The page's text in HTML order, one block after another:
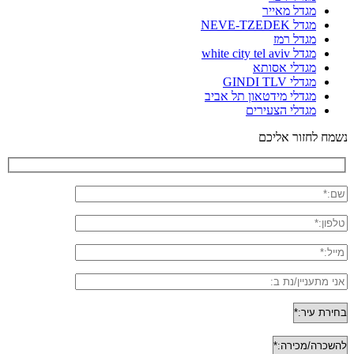
מגדל מאייר
מגדל NEVE-TZEDEK
מגדל רמז
מגדל white city tel aviv
מגדלי אסותא
מגדלי GINDI TLV
מגדלי מידטאון תל אביב
מגדלי הצעירים
נשמח לחזור אליכם